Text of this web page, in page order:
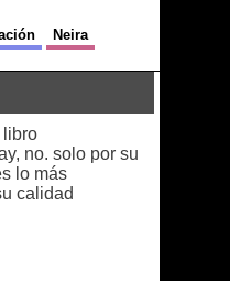
Neira
libro
no. solo por su
lo más
calidad